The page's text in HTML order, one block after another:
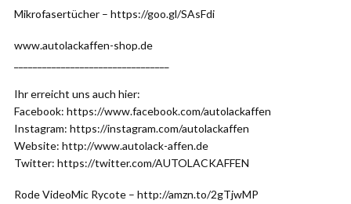
Mikrofasertücher – https://goo.gl/SAsFdi
www.autolackaffen-shop.de
Ihr erreicht uns auch hier:
Facebook: https://www.facebook.com/autolackaffen
Instagram: https://instagram.com/autolackaffen
Website: http://www.autolack-affen.de
Twitter: https://twitter.com/AUTOLACKAFFEN
Rode VideoMic Rycote – http://amzn.to/2gTjwMP